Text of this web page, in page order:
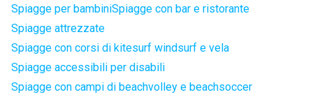
Spiagge per bambiniSpiagge con bar e ristorante
Spiagge attrezzate
Spiagge con corsi di kitesurf windsurf e vela
Spiagge accessibili per disabili
Spiagge con campi di beachvolley e beachsoccer